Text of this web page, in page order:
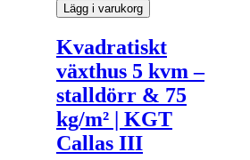
Lägg i varukorg
Kvadratiskt
växthus 5 kvm –
stalldörr & 75
kg/m² | KGT
Callas III